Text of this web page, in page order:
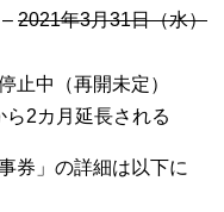
2021年3月31日（水）
止中（再開未定）
2カ月延長される
券」の詳細は以下に